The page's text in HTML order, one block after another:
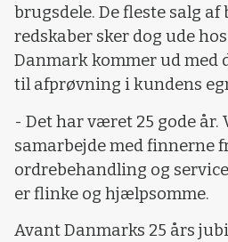
brugsdele. De fleste salg
redskaber sker dog ude
Danmark kommer ud med
til afprøvning i kundens
- Det har været 25 gode
samarbejde med finnerne
ordrebehandling og
er flinke og hjælpsomme.
Avant Danmarks 25 års